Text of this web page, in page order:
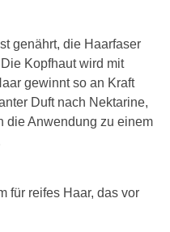
genährt, die Haarfaser
Kopfhaut wird mit
gewinnt so an Kraft
Duft nach Nektarine,
die Anwendung zu einem
für reifes Haar, das vor